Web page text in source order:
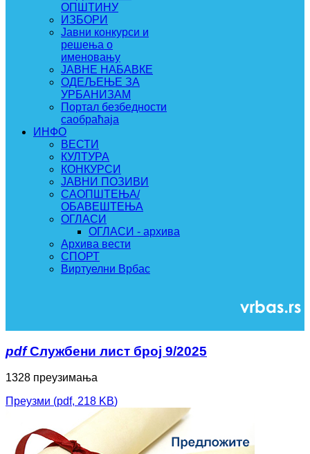
ОПШТИНУ
ИЗБОРИ
Јавни конкурси и
решења о
именовању
ЈАВНЕ НАБАВКЕ
ОДЕЉЕЊЕ ЗА
УРБАНИЗАМ
Портал безбедности
саобраћаја
ИНФО
ВЕСТИ
КУЛТУРА
КОНКУРСИ
ЈАВНИ ПОЗИВИ
САОПШТЕЊА/
ОБАВЕШТЕЊА
ОГЛАСИ
ОГЛАСИ - архива
Архива вести
СПОРТ
Виртуелни Врбас
pdf Службени лист број 9/2025
1328 преузимања
Преузми (pdf, 218 KB)